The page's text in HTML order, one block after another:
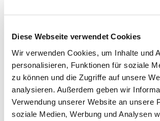
Diese Webseite verwendet Cookies
Wir verwenden Cookies, um Inhalte und
personalisieren, Funktionen für soziale
zu können und die Zugriffe auf unsere
analysieren. Außerdem geben wir
Verwendung unserer Website an unsere
soziale Medien, Werbung und Analysen